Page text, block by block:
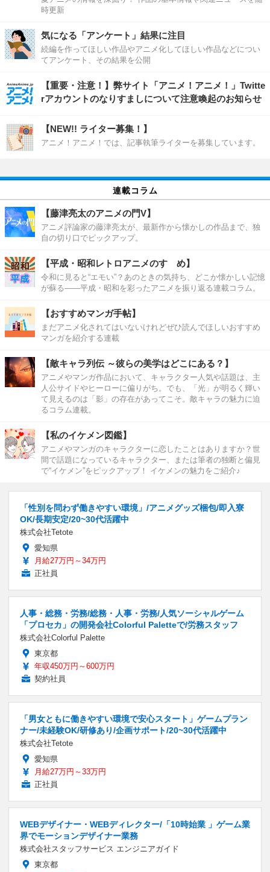
時更新
気になる「アンケート」結果に注目
続編を作ってほしい作品やアニメ化してほしい作品などについ
てアンケート、その結果を公開
【重要・注意！】弊サイト「アニメ！アニメ！」Twitte
rアカウントのなりすましについて注意喚起のお知らせ
【NEW!! ライター募集！】
アニメ！アニメ！では、記事執筆ライターを募集しています。
連載コラム
【藤津亮太のアニメの門V】
アニメ評論家の藤津亮太が、最新作から懐かしの作品まで、独
自の切り口でピックアップ。
【平成・昭和レトロアニメのすゝめ】
令和に見ると“エモい”？あのときの気持ち、どこか懐かしい記憶
が蘇る――平成・昭和を彩ったアニメを振り返る連載コラム。
【おすすめマンガ手帖】
まだアニメ化されてはいないけれどぜひ読んでほしいおすすめ
マンガを紹介する連載
【敵キャラ列伝 ～彼らの美学はどこにある？】
アニメやマンガ作品において、キャラクター人気や話題は、主
人公サイドやヒーローに偏りがち。でも、「光」が明るく輝い
て見えるのは「影」の存在があってこそ。敵キャラの魅力に迫
るコラム連載。
【私のイケメン図鑑】
アニメやマンガのキャラクターに恋したことはありますか？世
間で話題になっているキャラクター、または筆者の独断と偏見
で“イケメン”をピックアップ！ イケメンの魅力をご紹介♪
「性別を問わず働きやすい環境」/アニメグッズ梱包/即入寮
OK/長期安定/20~30代活躍中
株式会社Tetote
愛知県
月給27万円～34万円
正社員
人事・総務・労務/総務・人事・労務/人気ソーシャルゲーム
「プロセカ」の開発会社Colorful Paletteで/労務スタッフ
株式会社Colorful Palette
東京都
年収450万円～600万円
契約社員
「男女ともに働きやすい環境で安心スタート」ゲームプラン
ナー/未経験OK/研修あり/企画サポート/20~30代活躍中
株式会社Tetote
愛知県
月給27万円～33万円
正社員
WEBデザイナー・WEBディレクター/「10時始業 」ゲーム業
界でモーションデザイナー業務
株式会社スタッフサービス エンジニアガイド
東京都